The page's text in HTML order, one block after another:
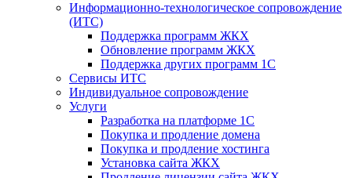
Информационно-технологическое сопровождение
(ИТС)
Поддержка программ ЖКХ
Обновление программ ЖКХ
Поддержка других программ 1С
Сервисы ИТС
Индивидуальное сопровождение
Услуги
Разработка на платформе 1С
Покупка и продление домена
Покупка и продление хостинга
Установка сайта ЖКХ